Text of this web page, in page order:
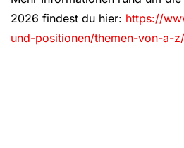
2026 findest du hier: https://
und-positionen/themen-von-a-